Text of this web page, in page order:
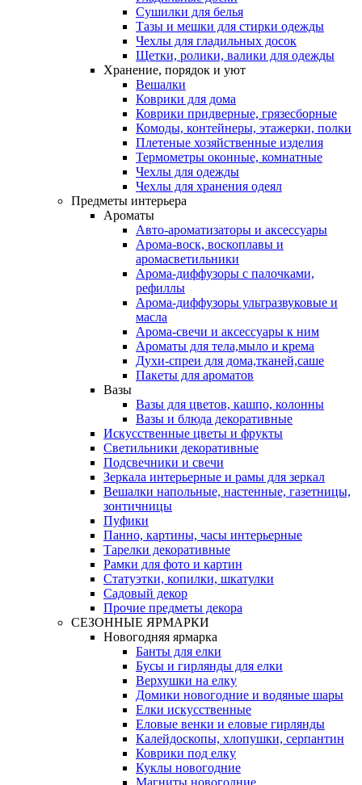
Сушилки для белья
Тазы и мешки для стирки одежды
Чехлы для гладильных досок
Щетки, ролики, валики для одежды
Хранение, порядок и уют
Вешалки
Коврики для дома
Коврики придверные, грязесборные
Комоды, контейнеры, этажерки, полки
Плетеные хозяйственные изделия
Термометры оконные, комнатные
Чехлы для одежды
Чехлы для хранения одеял
Предметы интерьера
Ароматы
Авто-ароматизаторы и аксессуары
Арома-воск, воскоплавы и
аромасветильники
Арома-диффузоры с палочками,
рефиллы
Арома-диффузоры ультразвуковые и
масла
Арома-свечи и аксессуары к ним
Ароматы для тела,мыло и крема
Духи-спреи для дома,тканей,саше
Пакеты для ароматов
Вазы
Вазы для цветов, кашпо, колонны
Вазы и блюда декоративные
Искусственные цветы и фрукты
Светильники декоративные
Подсвечники и свечи
Зеркала интерьерные и рамы для зеркал
Вешалки напольные, настенные, газетницы,
зонтичницы
Пуфики
Панно, картины, часы интерьерные
Тарелки декоративные
Рамки для фото и картин
Статуэтки, копилки, шкатулки
Садовый декор
Прочие предметы декора
СЕЗОННЫЕ ЯРМАРКИ
Новогодняя ярмарка
Банты для елки
Бусы и гирлянды для елки
Верхушки на елку
Домики новогодние и водяные шары
Елки искусственные
Еловые венки и еловые гирлянды
Калейдоскопы, хлопушки, серпантин
Коврики под елку
Куклы новогодние
Магниты новогодние